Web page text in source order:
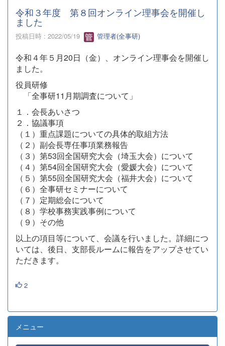
令和３年度 第８回オンライン理事会を開催し
ました
投稿日時 : 2022/05/19 管理者(全事研)
令和４年５月20日（金）、オンライン理事会を開催し
ました。
役員研修
「全事研11月期調査について」
１．会長あいさつ
２．協議事項
（１）重点課題についての具体的取組方法
（２）副会長専任事項業務報告
（３）第53回全国研究大会（埼玉大会）について
（４）第54回全国研究大会（愛媛大会）について
（５）第55回全国研究大会（福井大会）について
（６）全事研セミナーについて
（７）定期総会について
（８）学校事務実践事例について
（９）その他
以上の項目等について、会議を行いました。詳細につ
いては、後日、支部長ルームに報告をアップさせてい
ただきます。
2
メニュー